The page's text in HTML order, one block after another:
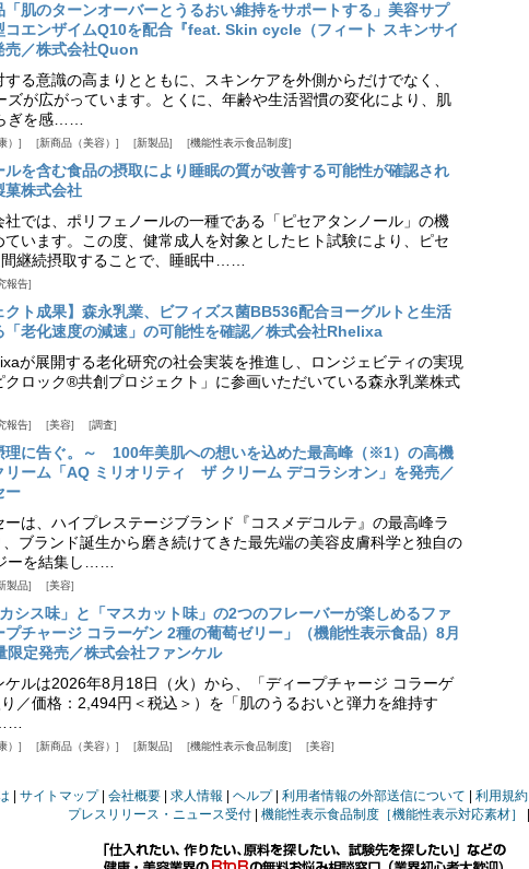
「肌のターンオーバーとうるおい維持をサポートする」美容サプ
コエンザイムQ10を配合『feat. Skin cycle（フィート スキンサイ
売／株式会社Quon
る意識の高まりとともに、スキンケアを外側からだけでなく、
ズが広がっています。とくに、年齢や生活習慣の変化により、肌
ぎを感……
） 新商品（美容） 新製品 機能性表示食品制度
ルを含む食品の摂取により睡眠の質が改善する可能性が確認され
菓株式会社
社では、ポリフェノールの一種である「ピセアタンノール」の機
ています。この度、健常成人を対象としたヒト試験により、ピセ
継続摂取することで、睡眠中……
報告
クト成果】森永乳業、ビフィズス菌BB536配合ヨーグルトと生活
「老化速度の減速」の可能性を確認／株式会社Rhelixa
が展開する老化研究の社会実装を推進し、ロンジェビティの実現
クロック®共創プロジェクト」に参画いただいている森永乳業株式
報告 美容 調査
理に告ぐ。～ 100年美肌への想いを込めた最高峰（※1）の高機
リーム「AQ ミリオリティ ザ クリーム デコラシオン」を発売／
ー
は、ハイプレステージブランド『コスメデコルテ』の最高峰ラ
ブランド誕生から磨き続けてきた最先端の美容皮膚科学と独自の
ーを結集し……
製品 美容
シス味」と「マスカット味」の2つのフレーバーが楽しめるファ
プチャージ コラーゲン 2種の葡萄ゼリー」（機能性表示食品）8月
限定発売／株式会社ファンケル
ケルは2026年8月18日（火）から、「ディープチャージ コラーゲ
／価格：2,494円＜税込＞）を「肌のうるおいと弾力を維持す
） 新商品（美容） 新製品 機能性表示食品制度 美容
サイトマップ 会社概要 求人情報 ヘルプ 利用者情報の外部送信について 利用規約
プレスリリース・ニュース受付
機能性表示食品制度［機能性表示対応素材］